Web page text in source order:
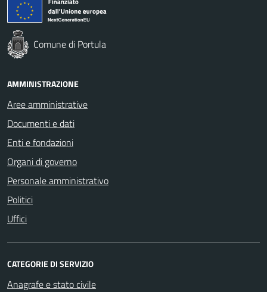
Comune di Portula
AMMINISTRAZIONE
Aree amministrative
Documenti e dati
Enti e fondazioni
Organi di governo
Personale amministrativo
Politici
Uffici
CATEGORIE DI SERVIZIO
Anagrafe e stato civile